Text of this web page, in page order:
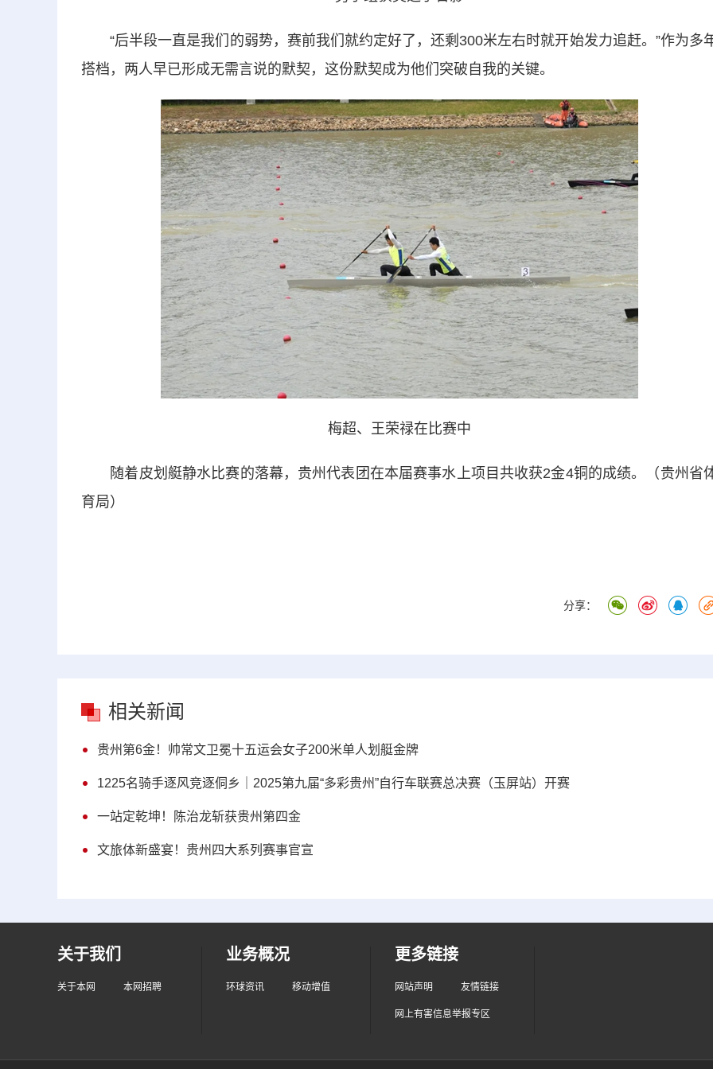
“后半段一直是我们的弱势，赛前我们就约定好了，还剩300米左右时就开始发力追赶。”作为多
搭档，两人早已形成无需言说的默契，这份默契成为他们突破自我的关键。
梅超、王荣禄在比赛中
随着皮划艇静水比赛的落幕，贵州代表团在本届赛事水上项目共收获2金4铜的成绩。（贵州省
育局）
分享：
相关新闻
贵州第6金！帅常文卫冕十五运会女子200米单人划艇金牌
1225名骑手逐风竞逐侗乡｜2025第九届“多彩贵州”自行车联赛总决赛（玉屏站）开赛
一站定乾坤！陈治龙斩获贵州第四金
文旅体新盛宴！贵州四大系列赛事官宣
关于我们
关于本网 本网招聘
业务概况
环球资讯 移动增值
更多链接
网站声明 友情链接
网上有害信息举报专区